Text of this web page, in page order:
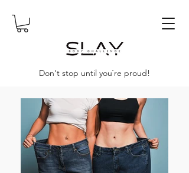
Don't stop until you`re proud!